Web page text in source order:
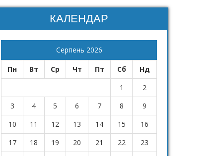
КАЛЕНДАР
Серпень 2026
Пн Вт Ср Чт Пт Сб
Нд
1
2
3
4 5 6 7 8
9
10
11 12 13 14 15
16
17
18 19 20 21 22
23